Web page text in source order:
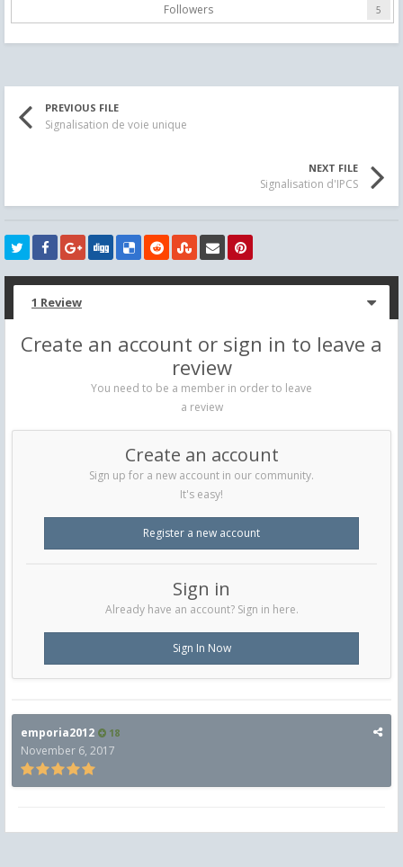
Followers 5
PREVIOUS FILE
Signalisation de voie unique
NEXT FILE
Signalisation d'IPCS
1 Review
Create an account or sign in to leave a
review
You need to be a member in order to leave
a review
Create an account
Sign up for a new account in our community.
It's easy!
Register a new account
Sign in
Already have an account? Sign in here.
Sign In Now
emporia2012 18
November 6, 2017